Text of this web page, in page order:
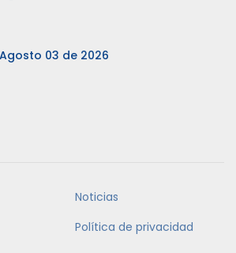
03 de 2026
Noticias
Política de privacidad